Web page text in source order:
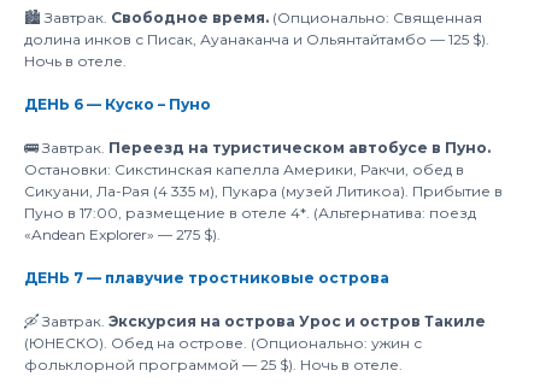
🏙️ Завтрак. Свободное время. (Опционально: Священная
долина инков с Писак, Ауанаканча и Ольянтайтамбо — 125 $).
Ночь в отеле.
ДЕНЬ 6 — Куско – Пуно
🚌 Завтрак. Переезд на туристическом автобусе в Пуно.
Остановки: Сикстинская капелла Америки, Ракчи, обед в
Сикуани, Ла-Рая (4 335 м), Пукара (музей Литикоа). Прибытие в
Пуно в 17:00, размещение в отеле 4*. (Альтернатива: поезд
«Andean Explorer» — 275 $).
ДЕНЬ 7 — плавучие тростниковые острова
🛶 Завтрак. Экскурсия на острова Урос и остров Такиле
(ЮНЕСКО). Обед на острове. (Опционально: ужин с
фольклорной программой — 25 $). Ночь в отеле.